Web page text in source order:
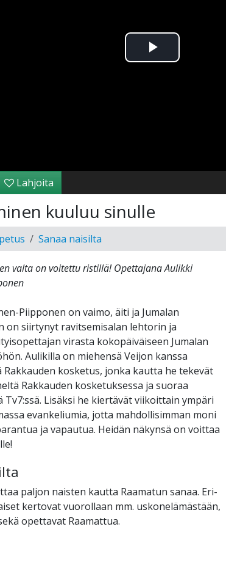
Toista
Lahjoita
kuuluu sinulle
Sanaa naisilta
valta on voitettu ristillä! Opettajana Aulikki
Piipponen on vaimo, äiti ja Jumalan
on siirtynyt ravitsemisalan lehtorin ja
virasta kokopäiväiseen Jumalan
Aulikilla on miehensä Veijon kanssa
Rakkauden kosketus, jonka kautta he tekevät
Rakkauden kosketuksessa ja suoraa
Tv7:ssä. Lisäksi he kiertävät viikoittain ympäri
evankeliumia, jotta mahdollisimman moni
ja vapautua. Heidän näkynsä on voittaa
paljon naisten kautta Raamatun sanaa. Eri-
kertovat vuorollaan mm. uskonelämästään,
opettavat Raamattua.